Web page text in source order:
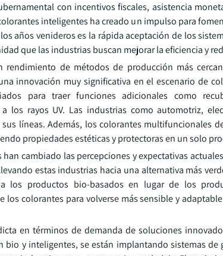
con incentivos fiscales, asistencia
inteligentes ha creado un impulso para
años venideros es la rápida aceptación de los
que las industrias buscan mejorar la eficiencia y
de métodos de producción más
innovación muy significativa en el escenario de
para traer funciones adicionales como
los rayos UV. Las industrias como automotriz,
líneas. Además, los colorantes multifuncionales
propiedades estéticas y protectoras en un solo
cambiado las percepciones y expectativas
estas industrias hacia una alternativa más
los productos bio-basados en lugar de los
los colorantes para volverse más sensible y
en términos de demanda de soluciones
bio y inteligentes, se están implantando sistemas